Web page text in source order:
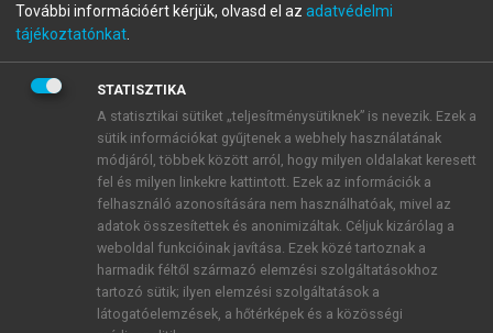
A regisztráció után apróbaidőszakautomatikusan
BELÉPÉS SAJÁT FIÓKKAL
ÚJ FIÓK LÉTREHOZÁSA
1 óra díjmentes hozzáférés
E-MAIL-CÍM
További információért kérjük, olvasd el az adatvédelmi
tájékoztatónkat
STATISZTIKA
A statisztikai sütiket „teljesítménysütiknek” is nevezik. Ezek a
sütik információkat gyűjtenek a webhely használatának
módjáról, többek között arról, hogy milyen oldalakat keresett
fel és milyen linkekre kattintott. Ezek az információk a
felhasználó azonosítására nem használhatóak, mivel az
adatok összesítettek és anonimizáltak. Céljuk kizárólag a
weboldal funkcióinak javítása. Ezek közé tartoznak a
harmadik féltől származó elemzési szolgáltatásokhoz
tartozó sütik; ilyen elemzési szolgáltatások a
látogatóelemzések, a hőtérképek és a közösségi